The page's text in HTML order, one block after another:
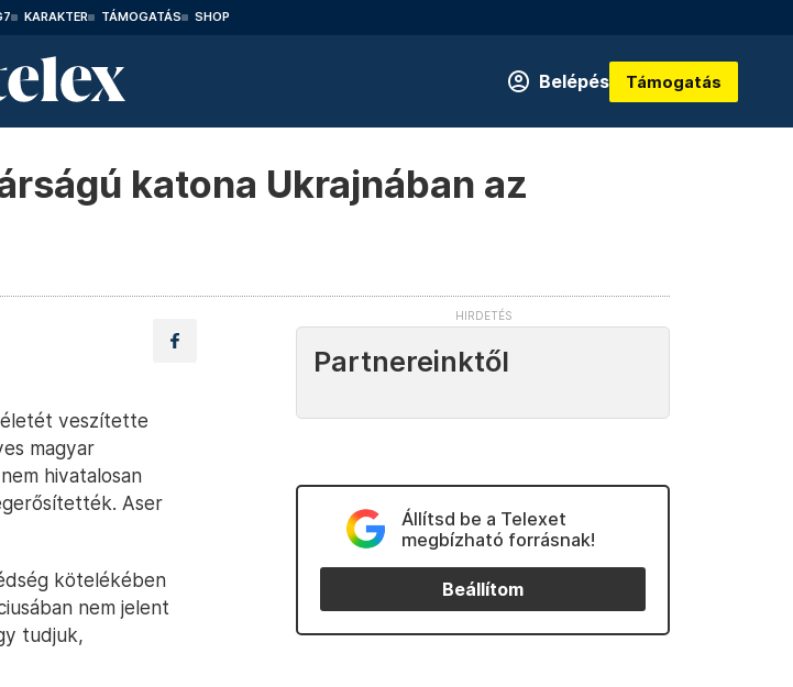
KARAKTER TÁMOGATÁS SHOP
Belépés Támogatás
katona Ukrajnában az
veszítette
magyar
hivatalosan
Aser
kötelékében
nem jelent
tudjuk,
Partnereinktől
Állítsd be a Telexet
megbízható forrásnak!
Beállítom